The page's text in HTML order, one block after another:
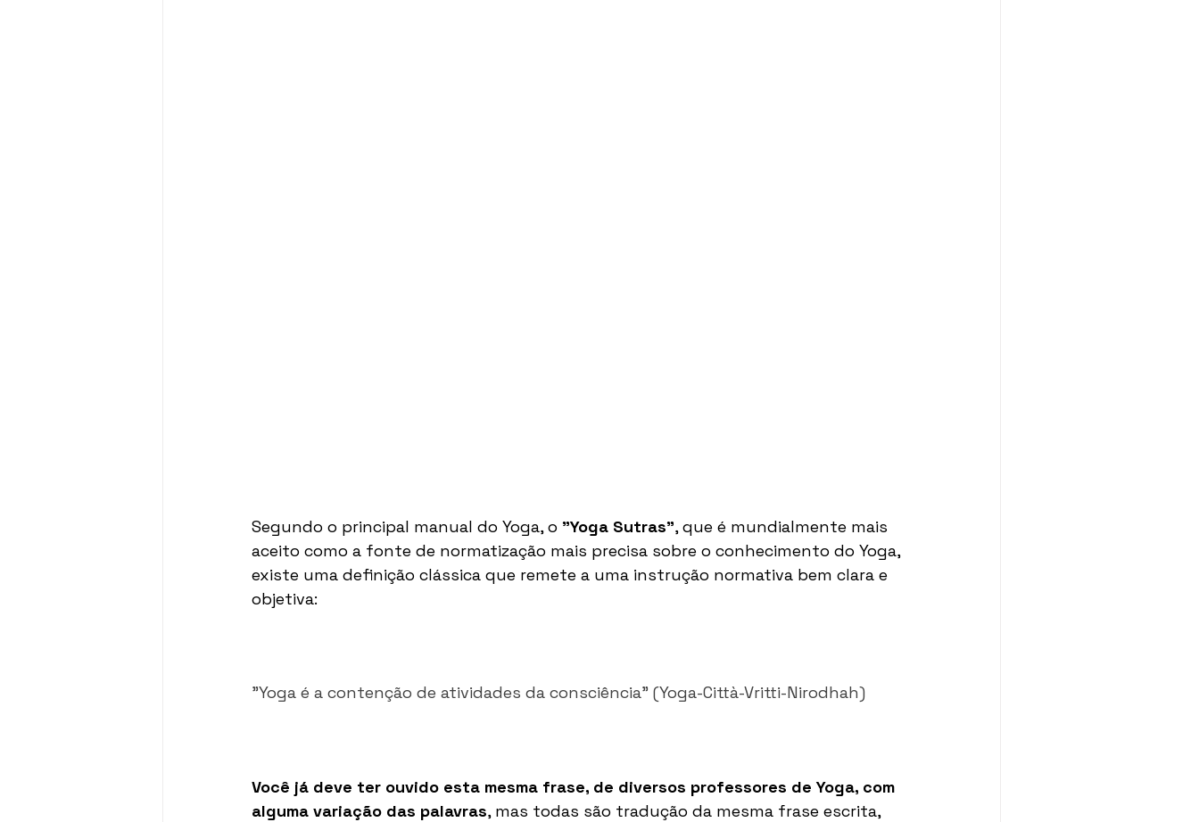
Segundo o principal manual do Yoga, o "Yoga Sutras", que é mundialmente mais
aceito como a fonte de normatização mais precisa sobre o conhecimento do Yoga,
existe uma definição clássica que remete a uma instrução normativa bem clara e
objetiva:
"Yoga é a contenção de atividades da consciência" (Yoga-Città-Vritti-Nirodhah)
Você já deve ter ouvido esta mesma frase, de diversos professores de Yoga, com
alguma variação das palavras, mas todas são tradução da mesma frase escrita,